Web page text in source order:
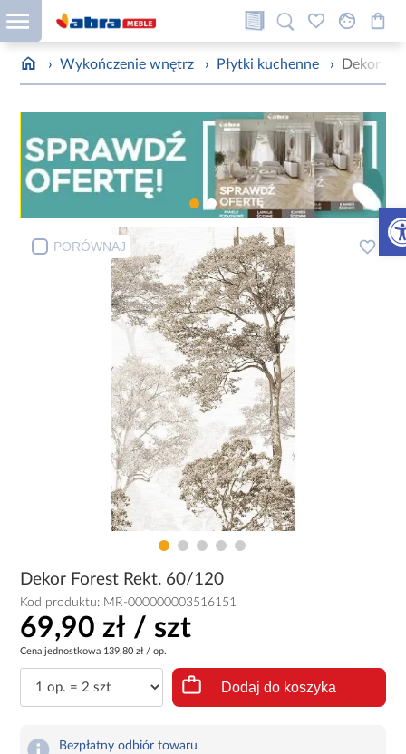
› Wykończenie wnętrz › Płytki kuchenne › Dekor
PORÓWNAJ
Dekor Forest Rekt. 60/120
Kod produktu: MR-000000003516151
69,90 zł / szt
Cena jednostkowa 139,80 zł / op.
Dodaj do koszyka
Bezpłatny odbiór towaru